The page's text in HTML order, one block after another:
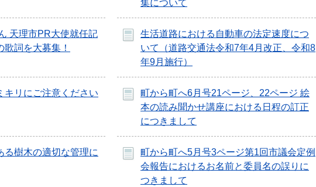
集について
天理市PR大使就任記
詞を大募集！
生活道路における自動車の法定速度につ
いて（道路交通法令和7年4月改正、令和8
年9月施行）
キリにご注意ください
町から町へ6月号21ページ、22ページ 絵
本の読み聞かせ講座における日程の訂正
につきまして
る樹木の適切な管理に
町から町へ5月号3ページ第1回市議会定例
会報告におけるお名前と委員名の誤りに
つきまして